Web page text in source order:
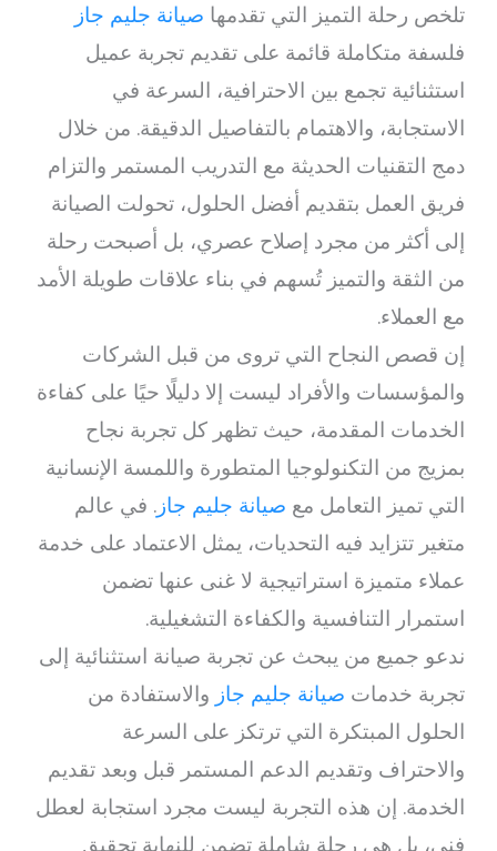
تلخص رحلة التميز التي تقدمها صيانة جليم جاز
فلسفة متكاملة قائمة على تقديم تجربة عميل
استثنائية تجمع بين الاحترافية، السرعة في
الاستجابة، والاهتمام بالتفاصيل الدقيقة. من خلال
دمج التقنيات الحديثة مع التدريب المستمر والتزام
فريق العمل بتقديم أفضل الحلول، تحولت الصيانة
إلى أكثر من مجرد إصلاح عصري، بل أصبحت رحلة
من الثقة والتميز تُسهم في بناء علاقات طويلة الأمد
مع العملاء.
إن قصص النجاح التي تروى من قبل الشركات
والمؤسسات والأفراد ليست إلا دليلًا حيًا على كفاءة
الخدمات المقدمة، حيث تظهر كل تجربة نجاح
بمزيج من التكنولوجيا المتطورة واللمسة الإنسانية
التي تميز التعامل مع صيانة جليم جاز. في عالم
متغير تتزايد فيه التحديات، يمثل الاعتماد على خدمة
عملاء متميزة استراتيجية لا غنى عنها تضمن
استمرار التنافسية والكفاءة التشغيلية.
ندعو جميع من يبحث عن تجربة صيانة استثنائية إلى
تجربة خدمات صيانة جليم جاز والاستفادة من
الحلول المبتكرة التي ترتكز على السرعة
والاحتراف وتقديم الدعم المستمر قبل وبعد تقديم
الخدمة. إن هذه التجربة ليست مجرد استجابة لعطل
فني، بل هي رحلة شاملة تضمن للنهاية تحقيق